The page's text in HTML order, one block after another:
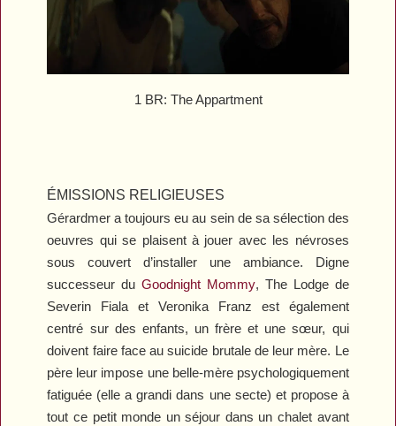
1 BR: The Appartment
ÉMISSIONS RELIGIEUSES
Gérardmer a toujours eu au sein de sa sélection des
oeuvres qui se plaisent à jouer avec les névroses
sous couvert d’installer une ambiance. Digne
successeur duGoodnight Mommy, The Lodgede
Severin Fiala et Veronika Franz est également
centré sur des enfants, un frère et une sœur, qui
doivent faire face au suicide brutale de leur mère. Le
père leur impose une belle-mère psychologiquement
fatiguée (elle a grandi dans une secte) et propose à
tout ce petit monde un séjour dans un chalet avant